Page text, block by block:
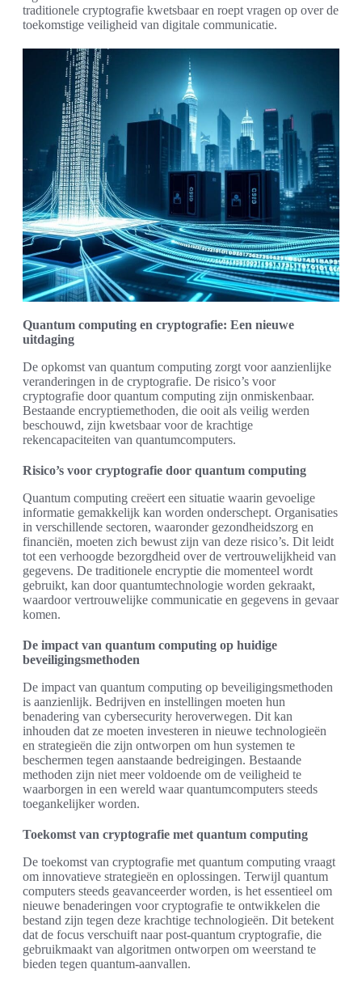
traditionele cryptografie kwetsbaar en roept vragen op over de
toekomstige veiligheid van digitale communicatie.
Quantum computing en cryptografie: Een nieuwe
uitdaging
De opkomst van quantum computing zorgt voor aanzienlijke
veranderingen in de cryptografie. De risico’s voor
cryptografie door quantum computing zijn onmiskenbaar.
Bestaande encryptiemethoden, die ooit als veilig werden
beschouwd, zijn kwetsbaar voor de krachtige
rekencapaciteiten van quantumcomputers.
Risico’s voor cryptografie door quantum computing
Quantum computing creëert een situatie waarin gevoelige
informatie gemakkelijk kan worden onderschept. Organisaties
in verschillende sectoren, waaronder gezondheidszorg en
financiën, moeten zich bewust zijn van deze risico’s. Dit leidt
tot een verhoogde bezorgdheid over de vertrouwelijkheid van
gegevens. De traditionele encryptie die momenteel wordt
gebruikt, kan door quantumtechnologie worden gekraakt,
waardoor vertrouwelijke communicatie en gegevens in gevaar
komen.
De impact van quantum computing op huidige
beveiligingsmethoden
De impact van quantum computing op beveiligingsmethoden
is aanzienlijk. Bedrijven en instellingen moeten hun
benadering van cybersecurity heroverwegen. Dit kan
inhouden dat ze moeten investeren in nieuwe technologieën
en strategieën die zijn ontworpen om hun systemen te
beschermen tegen aanstaande bedreigingen. Bestaande
methoden zijn niet meer voldoende om de veiligheid te
waarborgen in een wereld waar quantumcomputers steeds
toegankelijker worden.
Toekomst van cryptografie met quantum computing
De toekomst van cryptografie met quantum computing vraagt
om innovatieve strategieën en oplossingen. Terwijl quantum
computers steeds geavanceerder worden, is het essentieel om
nieuwe benaderingen voor cryptografie te ontwikkelen die
bestand zijn tegen deze krachtige technologieën. Dit betekent
dat de focus verschuift naar post-quantum cryptografie, die
gebruikmaakt van algoritmen ontworpen om weerstand te
bieden tegen quantum-aanvallen.